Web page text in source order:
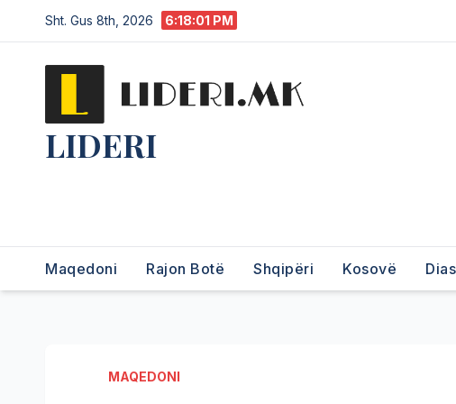
Sht. Gus 8th, 2026 6:18:02 PM
LIDERI
Maqedoni Rajon Botë Shqipëri Kosovë
MAQEDONI